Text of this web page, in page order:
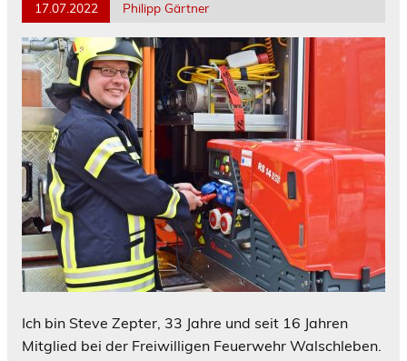
17.07.2022 Philipp Gärtner
Ich bin Steve Zepter, 33 Jahre und seit 16 Jahren
Mitglied bei der Freiwilligen Feuerwehr Walschleben.